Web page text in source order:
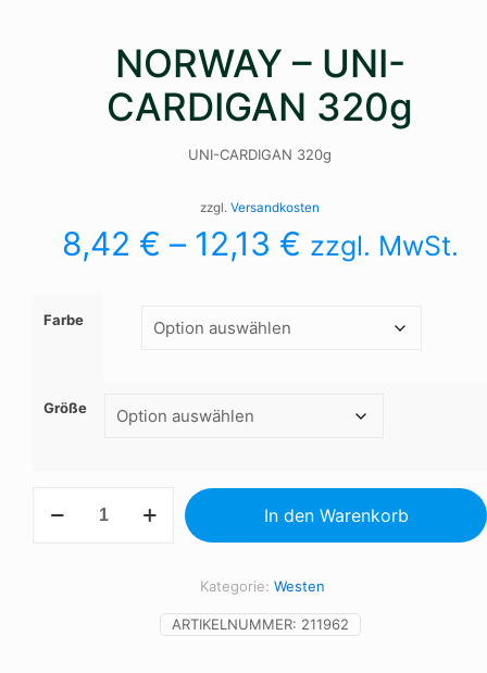
NORWAY – UNI-
CARDIGAN 320g
UNI-CARDIGAN 320g
zzgl. Versandkosten
8,42 € – 12,13 € zzgl. MwSt.
Farbe
Größe
In den Warenkorb
ARTIKELNUMMER: 211962
Kategorie: Westen